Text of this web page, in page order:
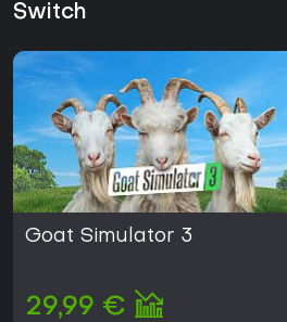
Switch
Goat Simulator 3
29,99 €